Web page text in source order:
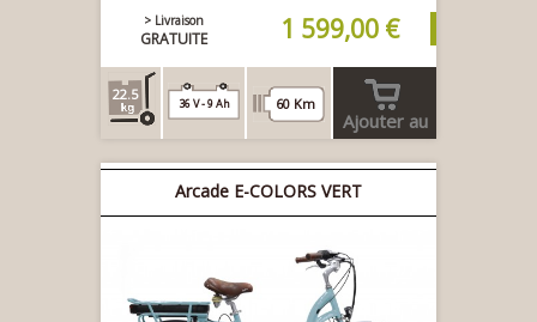
> Livraison
GRATUITE 1 599,00 €
22.5
36 V - 9 Ah 60 Km
Ajouter au
panier
Arcade E-COLORS VERT